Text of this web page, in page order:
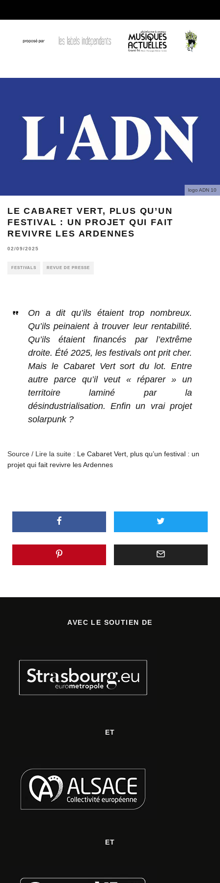
logo ADN 10
LE CABARET VERT, PLUS QU’UN
FESTIVAL : UN PROJET QUI FAIT
REVIVRE LES ARDENNES
02/09/2025
FESTIVALS REVUE DE PRESSE
On a dit qu’ils étaient trop nombreux.
Qu’ils peinaient à trouver leur rentabilité.
Qu’ils étaient financés par l’extrême
droite. Été 2025, les festivals ont prit cher.
Mais le Cabaret Vert sort du lot. Entre
autre parce qu’il veut « réparer » un
territoire laminé par la
désindustrialisation. Enfin un vrai projet
solarpunk ?
Source / Lire la suite : Le Cabaret Vert, plus qu’un festival : un
projet qui fait revivre les Ardennes
AVEC LE SOUTIEN DE
ET
ET